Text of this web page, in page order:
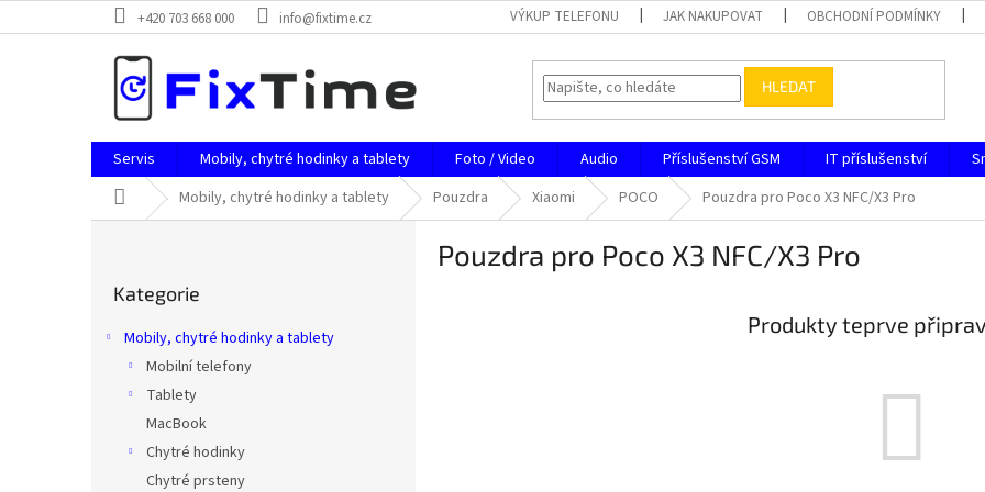
na
+420 703 668 000 info@fixtime.cz VÝKUP TELEFONU JAK NAKUPOVAT OBCHODNÍ PODMÍNKY
HLEDAT
Servis Mobily, chytré hodinky a tablety Foto / Video Audio Příslušenství GSM IT příslušenství
Domů Mobily, chytré hodinky a tablety Pouzdra Xiaomi POCO Pouzdra pro Poco X3 NFC/X3 Pro
kategorie
Kategorie
Mobily, chytré hodinky a tablety
Mobilní telefony
Tablety
MacBook
Chytré hodinky
Chytré prsteny
Pouzdra pro Poco X3 NFC/X3 Pro
Produkty teprve